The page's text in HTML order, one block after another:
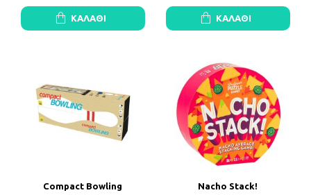
ΚΑΛΆΘΙ ΚΑΛΆΘΙ
Compact Bowling Nacho Stack!